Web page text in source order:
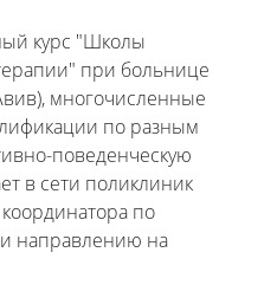
курс "Школы
при больнице
многочисленные
по разным
поведенческую
в сети поликлиник
по
и направлению на